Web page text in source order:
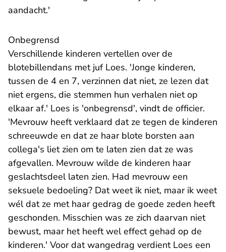
aandacht.'
Onbegrensd
Verschillende kinderen vertellen over de
blotebillendans met juf Loes. 'Jonge kinderen,
tussen de 4 en 7, verzinnen dat niet, ze lezen dat
niet ergens, die stemmen hun verhalen niet op
elkaar af.' Loes is 'onbegrensd', vindt de officier.
'Mevrouw heeft verklaard dat ze tegen de kinderen
schreeuwde en dat ze haar blote borsten aan
collega's liet zien om te laten zien dat ze was
afgevallen. Mevrouw wilde de kinderen haar
geslachtsdeel laten zien. Had mevrouw een
seksuele bedoeling? Dat weet ik niet, maar ik weet
wél dat ze met haar gedrag de goede zeden heeft
geschonden. Misschien was ze zich daarvan niet
bewust, maar het heeft wel effect gehad op de
kinderen.' Voor dat wangedrag verdient Loes een